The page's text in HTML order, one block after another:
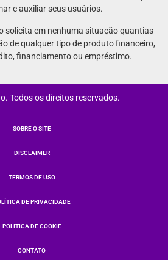
e auxiliar seus usuários.
solicita em nenhuma situação quantias
de qualquer tipo de produto financeiro,
financiamento ou empréstimo.
Todos os direitos reservados.
SOBRE O SITE
DISCLAIMER
TERMOS DE USO
DE PRIVACIDADE
POLITICA DE COOKIE
CONTATO